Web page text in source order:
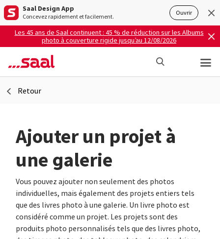
Saal Design App
Concevez rapidement et facilement. Ouvrir
Les 45 ans de Saal continuent : 45 % de réduction sur les Albums
photo à couverture rigide jusqu’au 12/08/2026
Retour
Ajouter un projet à
une galerie
Vous pouvez ajouter non seulement des photos
individuelles, mais également des projets entiers tels
que des livres photo à une galerie. Un livre photo est
considéré comme un projet. Les projets sont des
produits photo personnalisés tels que des livres photo,